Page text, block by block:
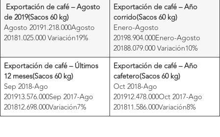
Exportación de café – Agosto
de 2019(Sacos 60 kg)
Agosto 20191.218.000Agosto
20181.025.000 Variación19%
Exportación de café – Año
corrido(Sacos 60 kg)
Enero-Agosto
20198.904.000Enero-Agosto
20188.079.000 Variación10%
Exportación de café – Últimos
12 meses(Sacos 60 kg)
Sep 2018-Ago
201913.576.000Sep 2017-Ago
201812.698.000Variación7%
Exportación de café – Año
cafetero(Sacos 60 kg)
Oct 2018-Ago
201912.478.000Oct 2017-Ago
201811.586.000Variación8%